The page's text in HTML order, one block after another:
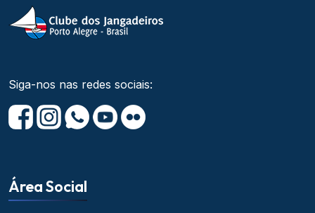
Siga-nos nas redes sociais:
Área Social